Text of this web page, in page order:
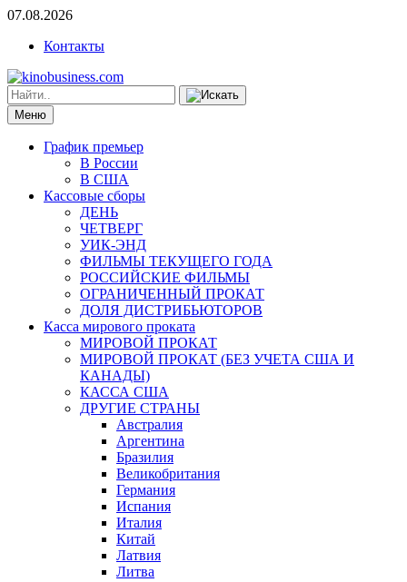
07.08.2026
Контакты
Меню
График премьер
В России
В США
Кассовые сборы
ДЕНЬ
ЧЕТВЕРГ
УИК-ЭНД
ФИЛЬМЫ ТЕКУЩЕГО ГОДА
РОССИЙСКИЕ ФИЛЬМЫ
ОГРАНИЧЕННЫЙ ПРОКАТ
ДОЛЯ ДИСТРИБЬЮТОРОВ
Касса мирового проката
МИРОВОЙ ПРОКАТ
МИРОВОЙ ПРОКАТ (БЕЗ УЧЕТА США И
КАНАДЫ)
КАССА США
ДРУГИЕ СТРАНЫ
Австралия
Аргентина
Бразилия
Великобритания
Германия
Испания
Италия
Китай
Латвия
Литва